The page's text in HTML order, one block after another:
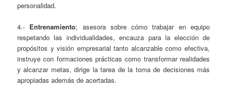
personalidad.
4.- Entrenamiento; asesora sobre cómo trabajar en equipo
respetando las individualidades, encauza para la elección de
propósitos y visión empresarial tanto alcanzable como efectiva,
instruye con formaciones prácticas como transformar realidades
y alcanzar metas, dirige la tarea de la toma de decisiones más
apropiadas además de acertadas.